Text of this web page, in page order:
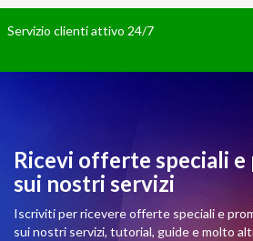
Servizio clienti attivo 24/7
Ricevi offerte speciali
sui nostri servizi
Iscriviti per ricevere offerte speciali e
sui nostri servizi, tutorial, guide e molto